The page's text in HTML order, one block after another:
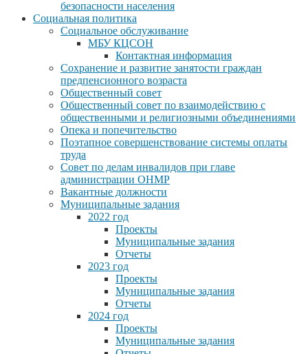
безопасности населения
Социальная политика
Социальное обслуживание
МБУ КЦСОН
Контактная информация
Сохранение и развитие занятости граждан
предпенсионного возраста
Общественный совет
Общественный совет по взаимодействию с
общественными и религиозными объединениями
Опека и попечительство
Поэтапное совершенствование системы оплаты
труда
Совет по делам инвалидов при главе
администрации ОНМР
Вакантные должности
Муниципальные задания
2022 год
Проекты
Муниципальные задания
Отчеты
2023 год
Проекты
Муниципальные задания
Отчеты
2024 год
Проекты
Муниципальные задания